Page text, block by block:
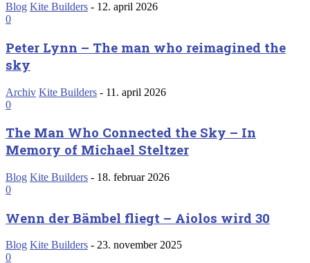
Blog Kite Builders - 12. april 2026
0
Peter Lynn – The man who reimagined the
sky
Archiv Kite Builders - 11. april 2026
0
The Man Who Connected the Sky – In
Memory of Michael Steltzer
Blog Kite Builders - 18. februar 2026
0
Wenn der Bämbel fliegt – Aiolos wird 30
Blog Kite Builders - 23. november 2025
0